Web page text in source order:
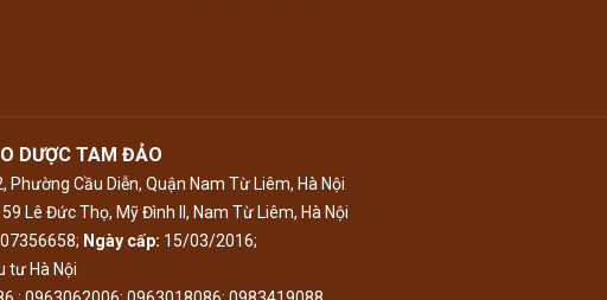
DƯỢC TAM ĐẢO
Phường Cầu Diễn, Quận Nam Từ Liêm, Hà Nội
Lê Đức Thọ, Mỹ Đình II, Nam Từ Liêm, Hà Nội
Ngày cấp: 15/03/2016;
tư Hà Nội